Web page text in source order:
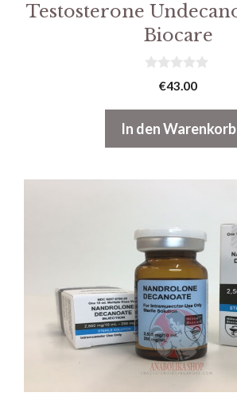
Testosterone
Biocare
5
€43.00
In den Warenkorb